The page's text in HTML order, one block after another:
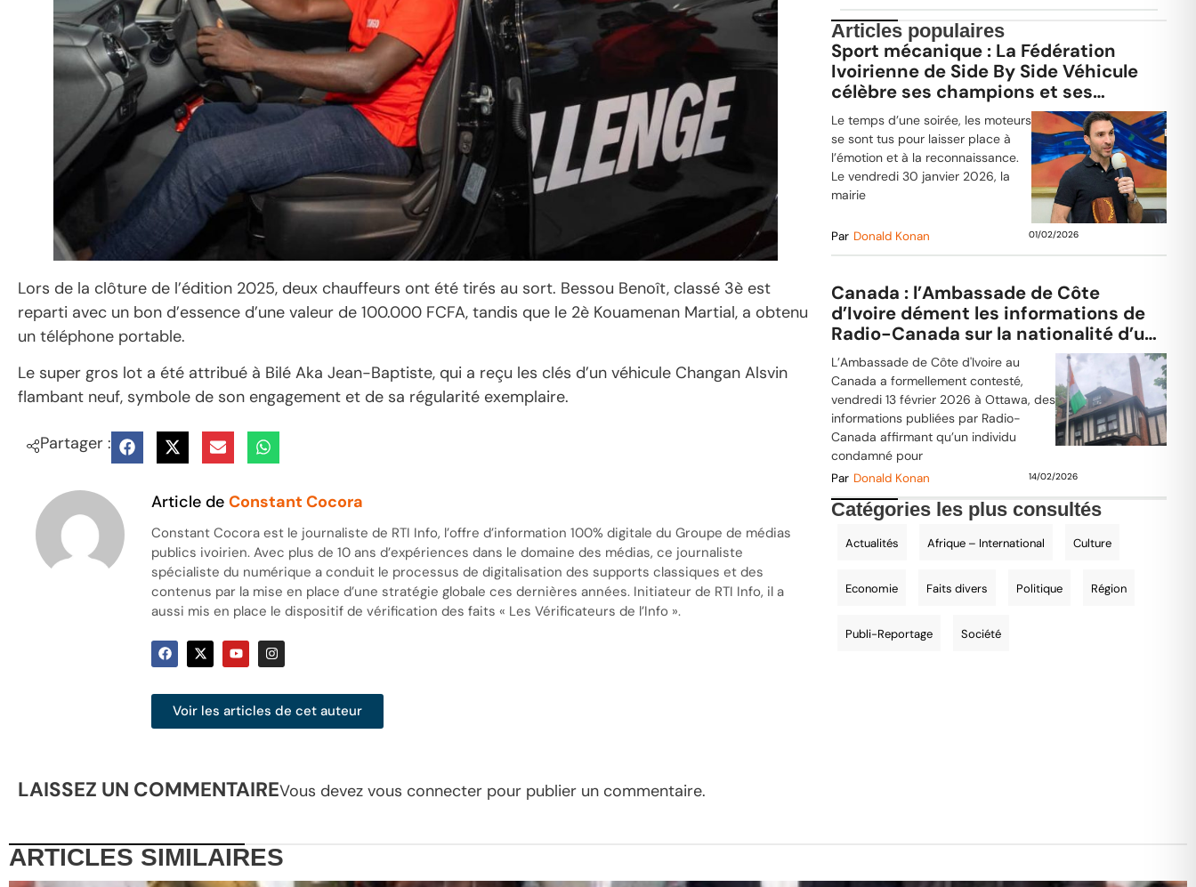
Lors de la clôture de l’édition 2025, deux chauffeurs ont été tirés au sort. Bessou Benoît, classé 3è est
reparti avec un bon d’essence d’une valeur de 100.000 FCFA, tandis que le 2è Kouamenan Martial, a obtenu
un téléphone portable.
Le super gros lot a été attribué à Bilé Aka Jean-Baptiste, qui a reçu les clés d’un véhicule Changan Alsvin
flambant neuf, symbole de son engagement et de sa régularité exemplaire.
Partager :
Article deConstant Cocora
Constant Cocora est le journaliste de RTI Info, l’offre d’information 100% digitale du Groupe de médias
publics ivoirien. Avec plus de 10 ans d’expériences dans le domaine des médias, ce journaliste
spécialiste du numérique a conduit le processus de digitalisation des supports classiques et des
contenus par la mise en place d’une stratégie globale ces dernières années. Initiateur de RTI Info, il a
aussi mis en place le dispositif de vérification des faits « Les Vérificateurs de l’Info ».
Voir les articles de cet auteur
LAISSEZ UN COMMENTAIREVous devez vous connecter pour publier un commentaire.
Articles populaires
Sport mécanique : La Fédération
Ivoirienne de Side By Side Véhicule
célèbre ses champions et ses
bâtisseurs
Le temps d’une soirée, les moteurs
se sont tus pour laisser place à
l’émotion et à la reconnaissance.
Le vendredi 30 janvier 2026, la
mairie
Par Donald Konan 01/02/2026
Canada : l’Ambassade de Côte
d’Ivoire dément les informations de
Radio-Canada sur la nationalité d’un
délinquant sexuel
L’Ambassade de Côte d'Ivoire au
Canada a formellement contesté,
vendredi 13 février 2026 à Ottawa, des
informations publiées par Radio-
Canada affirmant qu’un individu
condamné pour
Par Donald Konan 14/02/2026
Catégories les plus consultés
Actualités Afrique – International Culture
Economie Faits divers Politique Région
Publi-Reportage Société
ARTICLES SIMILAIRES